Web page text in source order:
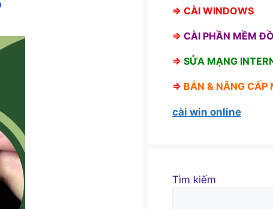
⇒ CÀI WINDOWS
⇒ CÀI PHẦN MỀM
⇒ SỬA MẠNG
⇒ BÁN & NÂNG CẤP
cài win online
Tìm kiếm